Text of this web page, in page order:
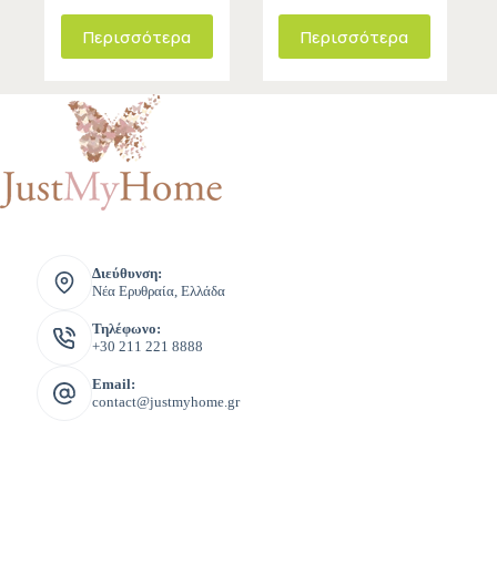
Περισσότερα Περισσότερα
Διεύθυνση:
Νέα Ερυθραία, Ελλάδα
Τηλέφωνο:
+30 211 221 8888
Email:
contact@justmyhome.gr